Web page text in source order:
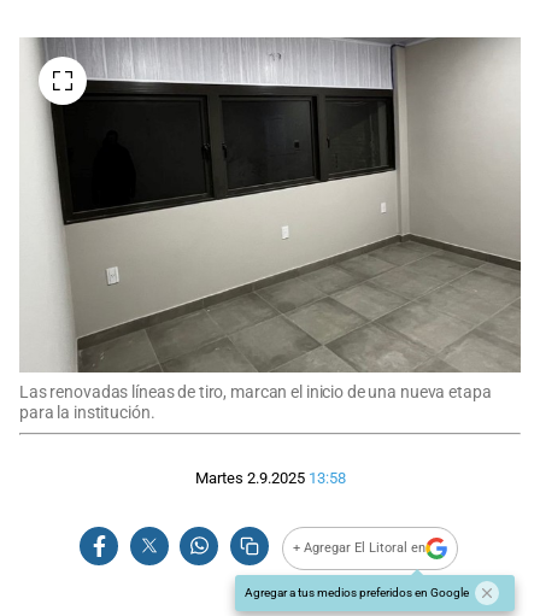
Las renovadas líneas de tiro, marcan el inicio de una nueva etapa
para la institución.
Martes 2.9.2025 13:58
+ Agregar El Litoral en
Agregar a tus medios preferidos en Google